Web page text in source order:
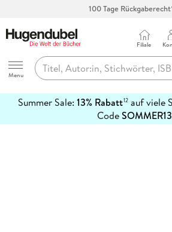
100 Tage
Hugendubel
Menu
Filiale
Summer Sale: 13% Rabatt12auf viele
CodeSOMMER13
erfahren